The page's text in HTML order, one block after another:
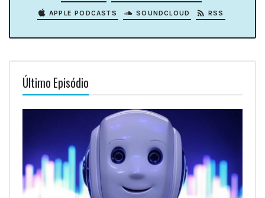
APPLE PODCASTS SOUNDCLOUD RSS
Último Episódio